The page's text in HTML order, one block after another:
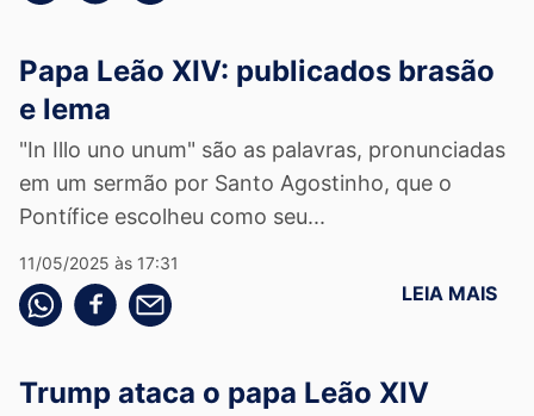
Papa Leão XIV: publicados brasão
e lema
"In Illo uno unum" são as palavras, pronunciadas
em um sermão por Santo Agostinho, que o
Pontífice escolheu como seu...
11/05/2025 às 17:31
Compartilhe pelo whatsapp
Compartilhar no facebook
Compartilhe pelo email LEIA MAIS
Trump ataca o papa Leão XIV